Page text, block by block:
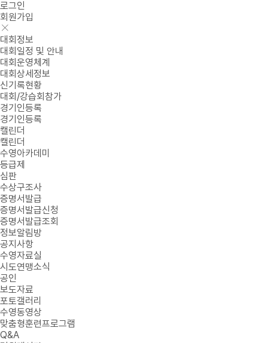
로그인
회원가입
대회정보
대회일정 및 안내
대회운영체계
대회상세정보
신기록현황
대회/강습회참가
경기인등록
경기인등록
캘린더
캘린더
수영아카데미
등급제
심판
수상구조사
증명서발급
증명서발급신청
증명서발급조회
정보알림방
공지사항
수영자료실
시도연맹소식
공인
보도자료
포토갤러리
수영동영상
맞춤형훈련프로그램
Q&A